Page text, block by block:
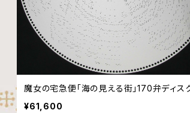
魔女の宅急便「海の見える街」170弁ディス
¥61,600